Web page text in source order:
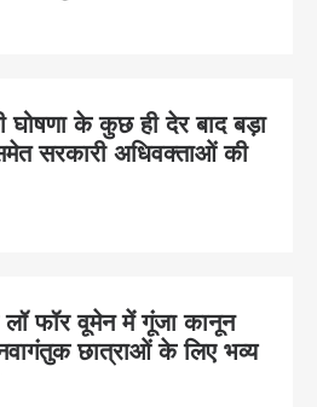
घोषणा के कुछ ही देर बाद बड़ा
सरकारी अधिवक्ताओं की
फॉर वूमेन में गूंजा कानून
छात्राओं के लिए भव्य